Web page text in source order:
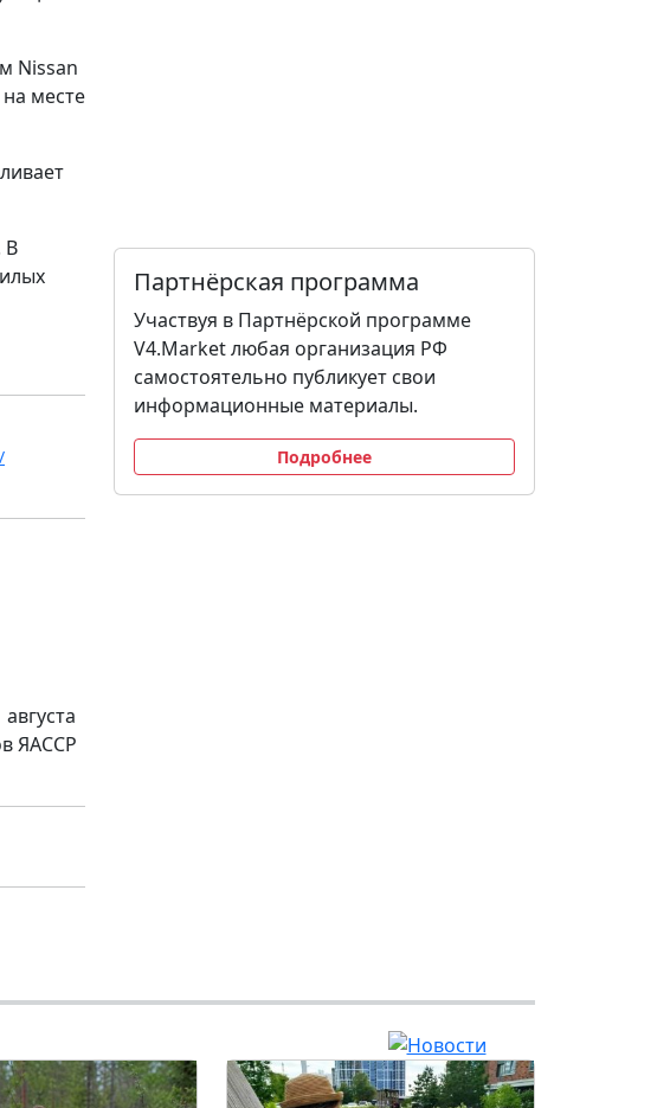
Nissan
месте
В
ЯАССР
Партнёрская программа
Участвуя в Партнёрской программе
V4.Market любая организация РФ
самостоятельно публикует свои
информационные материалы.
Подробнее